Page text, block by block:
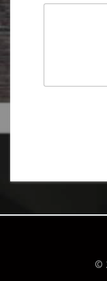
©